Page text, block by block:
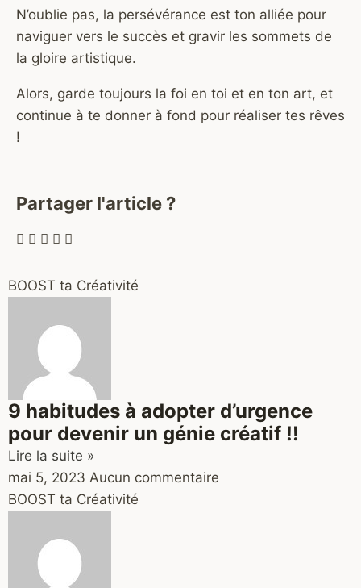
N’oublie pas, la persévérance est ton alliée pour
naviguer vers le succès et gravir les sommets de
la gloire artistique.
Alors, garde toujours la foi en toi et en ton art, et
continue à te donner à fond pour réaliser tes rêves
!
Partager l'article ?
BOOST ta Créativité
9 habitudes à adopter d’urgence
pour devenir un génie créatif !!
Lire la suite »
mai 5, 2023 Aucun commentaire
BOOST ta Créativité